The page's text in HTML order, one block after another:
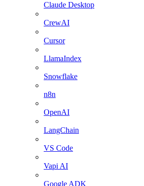
Claude Desktop
CrewAI
Cursor
LlamaIndex
Snowflake
n8n
OpenAI
LangChain
VS Code
Vapi AI
Google ADK